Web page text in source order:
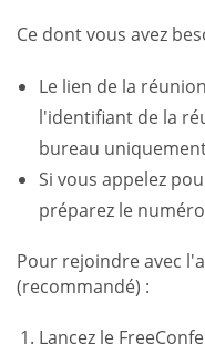
Ce dont vous avez
Le lien de la
l'identifiant de la
bureau
Si vous appelez
préparez le
Pour rejoindre avec
(recommandé) :
Lancez le